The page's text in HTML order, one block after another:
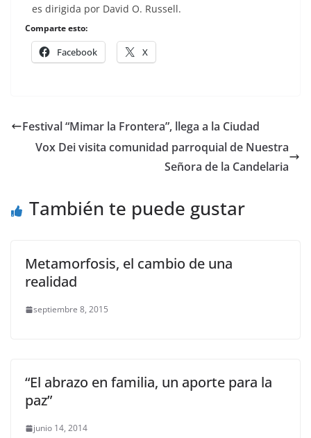
es dirigida por David O. Russell.
Comparte esto:
Facebook X
Festival “Mimar la Frontera”, llega a la Ciudad
Vox Dei visita comunidad parroquial de Nuestra
Señora de la Candelaria
También te puede gustar
Metamorfosis, el cambio de una
realidad
septiembre 8, 2015
“El abrazo en familia, un aporte para la
paz”
junio 14, 2014